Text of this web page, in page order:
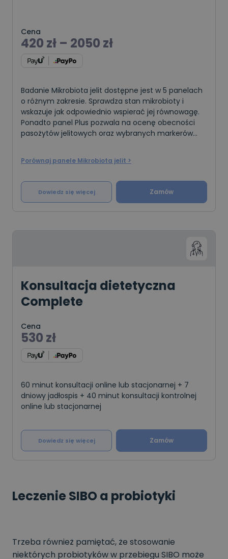
Cena
420 zł – 2050 zł
Badanie Mikrobiota jelit dostępne jest w 5 panelach
o różnym zakresie. Sprawdza stan mikrobioty i
wskazuje jak odpowiednio wspierać jej równowagę.
Ponadto panel Plus pozwala na ocenę obecności
pasożytów jelitowych oraz wybranych markerów
Porównaj panele Mikrobiota jelit >
Dowiedz się więcej Zamów
Konsultacja dietetyczna
Complete
Cena
530 zł
60 minut konsultacji online lub stacjonarnej + 7
dniowy jadłospis + 40 minut konsultacji kontrolnej
online lub stacjonarnej
Dowiedz się więcej Zamów
Leczenie SIBO a probiotyki
Trzeba również pamiętać, że stosowanie
niektórych probiotyków w przebiegu SIBO może